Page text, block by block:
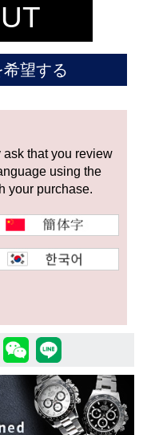
す
アンティーク品
SALE
込む
について
望する
that you review
using the
your purchase.